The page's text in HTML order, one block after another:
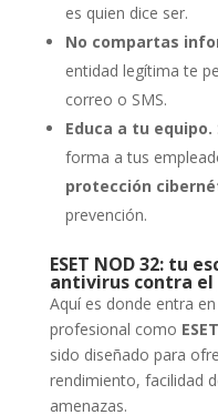
es quien dice ser.
No compartas
entidad legítima te
correo o SMS.
Educa a tu equipo.
forma a tus
protección
prevención.
ESET NOD 32: tu
antivirus contra el
Aquí es donde entra
profesional como
sido diseñado para
rendimiento, facilidad
amenazas.